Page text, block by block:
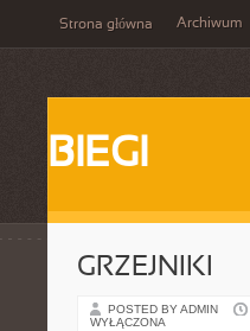
Strona główna Archiwum
BIEGI
GRZEJNIKI
POSTED BY ADMIN
WYŁĄCZONA